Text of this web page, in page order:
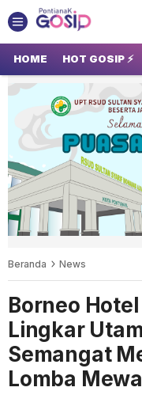
GOSIP PONTIANAK
Tempatnya Gosip
HOME HOT GOSIP ⚡
Beranda News
Borneo
Lingkar
Semangat
Lomba